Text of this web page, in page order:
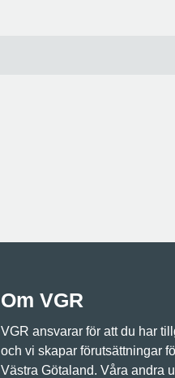
Om VGR
VGR ansvarar för att du har
och vi skapar förutsättningar
Västra Götaland. Våra andra